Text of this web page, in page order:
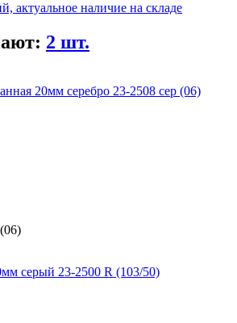
актуальное наличие на складе
2 шт.
20мм серебро 23-2508 сер (06)
серый 23-2500 R (103/50)